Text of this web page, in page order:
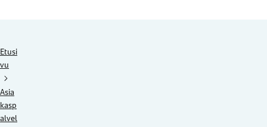
Etusi
vu
Asia
kasp
alvel